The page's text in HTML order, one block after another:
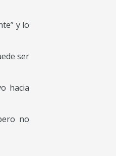
y lo
ser
hacia
no